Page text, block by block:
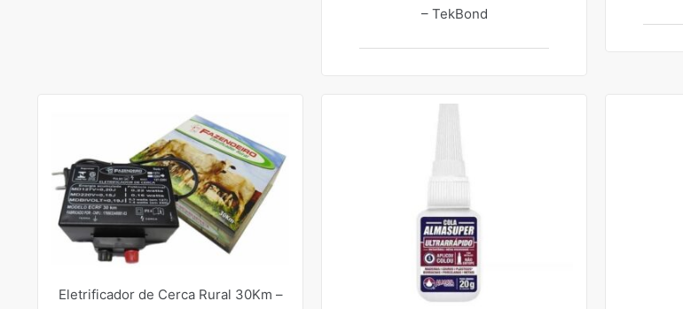
– TekBond
Eletrificador de Cerca Rural 30Km –